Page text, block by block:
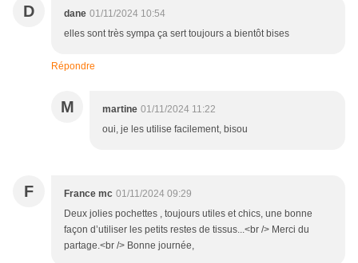
D dane 01/11/2024 10:54
elles sont très sympa ça sert toujours a bientôt bises
Répondre
M martine 01/11/2024 11:22
oui, je les utilise facilement, bisou
F France mc 01/11/2024 09:29
Deux jolies pochettes , toujours utiles et chics, une bonne
façon d’utiliser les petits restes de tissus...<br /> Merci du
partage.<br /> Bonne journée,